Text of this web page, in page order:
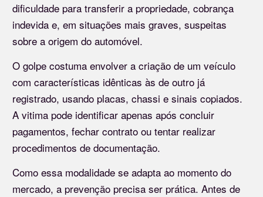
dificuldade para transferir a propriedade, cobrança
indevida e, em situações mais graves, suspeitas
sobre a origem do automóvel.
O golpe costuma envolver a criação de um veículo
com características idênticas às de outro já
registrado, usando placas, chassi e sinais copiados.
A vitima pode identificar apenas após concluir
pagamentos, fechar contrato ou tentar realizar
procedimentos de documentação.
Como essa modalidade se adapta ao momento do
mercado, a prevenção precisa ser prática. Antes de